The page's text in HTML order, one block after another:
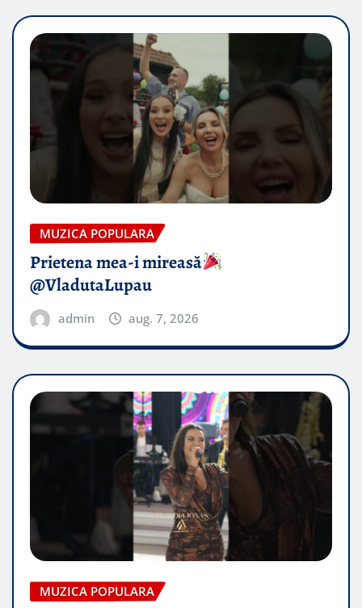
MUZICA POPULARA
Prietena mea-i mireasă​
@VladutaLupau
admin aug. 7, 2026
MUZICA POPULARA